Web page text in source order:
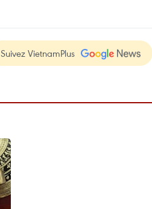
Suivez VietnamPlus